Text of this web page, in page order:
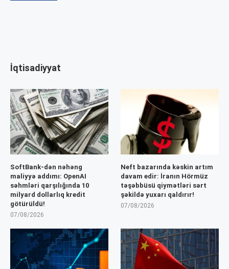
İqtisadiyyat
SoftBank-dən nəhəng
maliyyə addımı: OpenAI
səhmləri qarşılığında 10
milyard dollarlıq kredit
götürüldü!
07/08/2026
Neft bazarında kəskin artım
davam edir: İranın Hörmüz
təşəbbüsü qiymətləri sərt
şəkildə yuxarı qaldırır!
07/08/2026